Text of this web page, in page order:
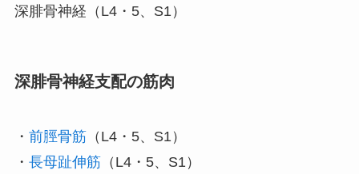
深腓骨神経（L4・5、S1）
深腓骨神経支配の筋肉
・ 前脛骨筋（L4・5、S1）
・ 長母趾伸筋（L4・5、S1）